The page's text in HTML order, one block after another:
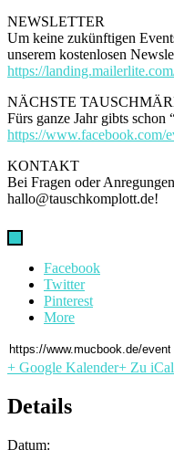
NEWSLETTER
Um keine zukünftigen
unserem kostenlosen
https://
NÄCHSTE
Fürs ganze Jahr gibts schon
https://www.facebook.com/
KONTAKT
Bei Fragen oder
hallo@tauschkomplott.de!
Facebook
Twitter
Pinterest
More
+ Google Kalender+ Zu
Details
Datum: